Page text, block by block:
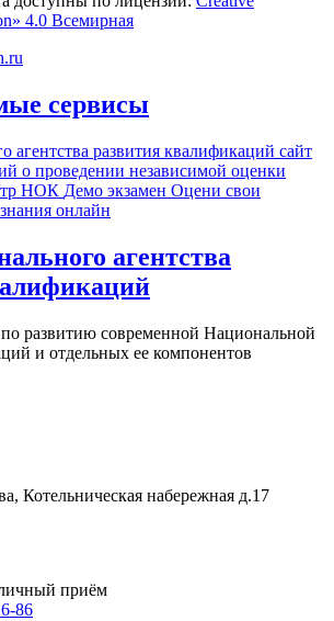
4.0 Всемирная
сервисы
агентства развития квалификаций сайт
о проведении независимой оценки
НОК Демо экзамен Оцени свои
онлайн
агентства
развитию современной Национальной
и отдельных ее компонентов
Котельническая набережная д.17
приём
86